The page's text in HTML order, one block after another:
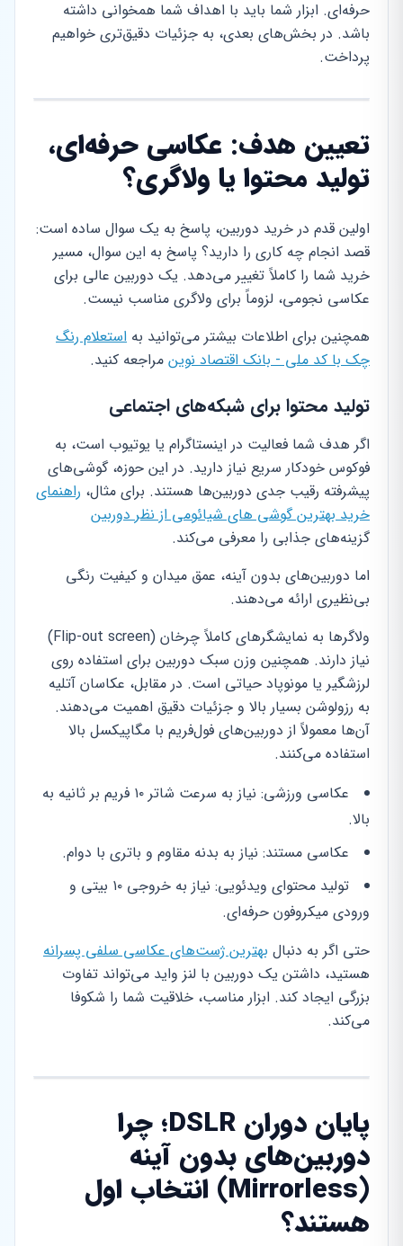
حرفه‌ای. ابزار شما باید با اهداف شما همخوانی داشته
باشد. در بخش‌های بعدی، به جزئیات دقیق‌تری خواهیم
پرداخت.
تعیین هدف: عکاسی حرفه‌ای،
تولید محتوا یا ولاگری؟
اولین قدم در خرید دوربین، پاسخ به یک سوال ساده است:
قصد انجام چه کاری را دارید؟ پاسخ به این سوال، مسیر
خرید شما را کاملاً تغییر می‌دهد. یک دوربین عالی برای
عکاسی نجومی، لزوماً برای ولاگری مناسب نیست.
همچنین برای اطلاعات بیشتر می‌توانید به استعلام رنگ
چک با کد ملی - بانک اقتصاد نوین مراجعه کنید.
تولید محتوا برای شبکه‌های اجتماعی
اگر هدف شما فعالیت در اینستاگرام یا یوتیوب است، به
فوکوس خودکار سریع نیاز دارید. در این حوزه، گوشی‌های
پیشرفته رقیب جدی دوربین‌ها هستند. برای مثال، راهنمای
خرید بهترین گوشی های شیائومی از نظر دوربین
گزینه‌های جذابی را معرفی می‌کند.
اما دوربین‌های بدون آینه، عمق میدان و کیفیت رنگی
بی‌نظیری ارائه می‌دهند.
ولاگرها به نمایشگرهای کاملاً چرخان (Flip-out screen)
نیاز دارند. همچنین وزن سبک دوربین برای استفاده روی
لرزشگیر یا مونوپاد حیاتی است. در مقابل، عکاسان آتلیه
به رزولوشن بسیار بالا و جزئیات دقیق اهمیت می‌دهند.
آن‌ها معمولاً از دوربین‌های فول‌فریم با مگاپیکسل بالا
استفاده می‌کنند.
عکاسی ورزشی: نیاز به سرعت شاتر ۱۰ فریم بر ثانیه به
بالا.
عکاسی مستند: نیاز به بدنه مقاوم و باتری با دوام.
تولید محتوای ویدئویی: نیاز به خروجی ۱۰ بیتی و
ورودی میکروفون حرفه‌ای.
حتی اگر به دنبال بهترین ژست‌های عکاسی سلفی پسرانه
هستید، داشتن یک دوربین با لنز واید می‌تواند تفاوت
بزرگی ایجاد کند. ابزار مناسب، خلاقیت شما را شکوفا
می‌کند.
پایان دوران DSLR؛ چرا
دوربین‌های بدون آینه
(Mirrorless) انتخاب اول
هستند؟